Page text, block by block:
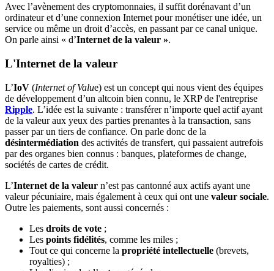
Avec l’avènement des cryptomonnaies, il suffit dorénavant d’un
ordinateur et d’une connexion Internet pour monétiser une idée, un
service ou même un droit d’accès, en passant par ce canal unique.
On parle ainsi « d’Internet de la valeur ».
L'Internet de la valeur
L’IoV (Internet of Value) est un concept qui nous vient des équipes
de développement d’un altcoin bien connu, le XRP de l'entreprise
Ripple. L’idée est la suivante : transférer n’importe quel actif ayant
de la valeur aux yeux des parties prenantes à la transaction, sans
passer par un tiers de confiance. On parle donc de la
désintermédiation des activités de transfert, qui passaient autrefois
par des organes bien connus : banques, plateformes de change,
sociétés de cartes de crédit.
L’Internet de la valeur n’est pas cantonné aux actifs ayant une
valeur pécuniaire, mais également à ceux qui ont une valeur sociale.
Outre les paiements, sont aussi concernés :
Les droits de vote ;
Les points fidélités, comme les miles ;
Tout ce qui concerne la propriété intellectuelle (brevets,
royalties) ;